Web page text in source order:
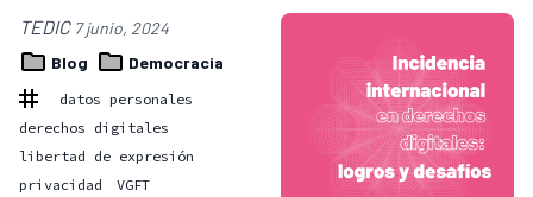
TEDIC 7 junio, 2024
Blog
Democracia
datos personales
derechos digitales
libertad de expresión
privacidad
VGFT